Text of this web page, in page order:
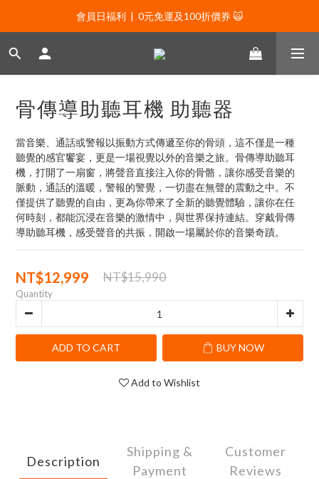
會員日福利  |  0元免運及100折價券 🙀
會員日福利  |  0元免運及100折價券 🙀
會員日福利  |  會員專屬好禮三選一🌟
會員日福利  |  0元免運及100折價券 🙀
骨傳導助聽耳機 助聽器
當音樂、通話或警報以振動方式傳遞至你的骨頭，這不僅是一種
聽覺的感官饗宴，更是一場視覺以外的音樂之旅。骨傳導助聽耳
機，打開了一扇窗，將聲音直接注入你的骨骼，讓你感受音樂的
脈動，通話的溫暖，警報的警覺，一切盡在無聲的震動之中。不
僅提供了聽覺的自由，更為你帶來了全新的聽覺體驗，讓你在任
何時刻，都能沉浸在音樂的激情中，與世界保持連結。穿戴骨傳
導助聽耳機，感受聲音的共振，開啟一場屬於你的音樂奇蹟。
NT$12,999 NT$15,990
Quantity
ADD TO CART BUY NOW
Add to Wishlist
Description
Shipping &
Payment
Customer
Reviews